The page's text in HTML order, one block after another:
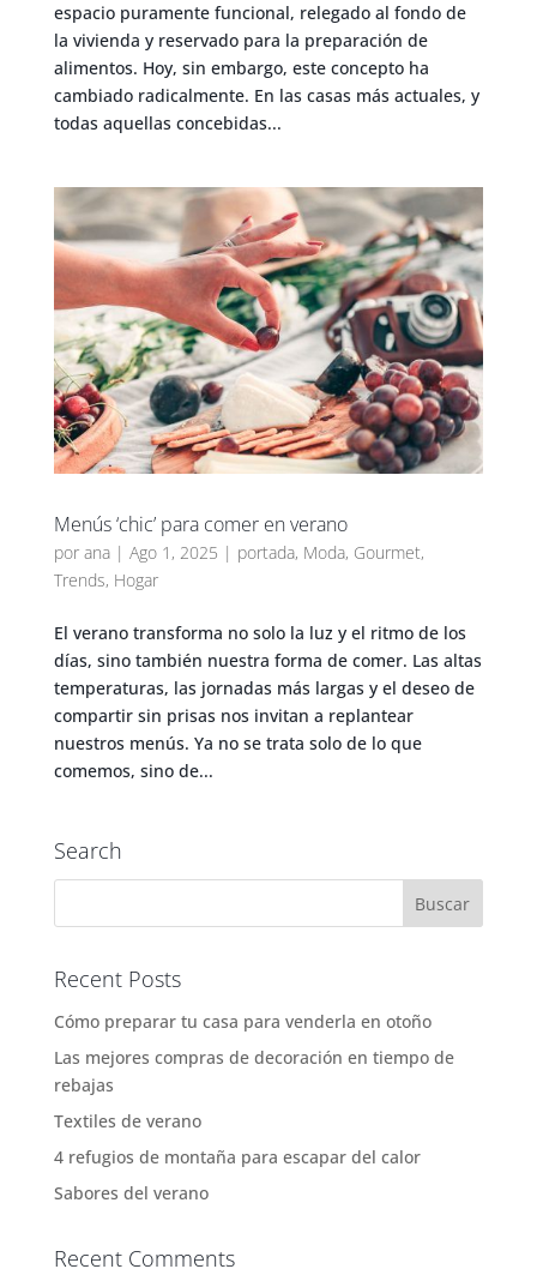
espacio puramente funcional, relegado al fondo de
la vivienda y reservado para la preparación de
alimentos. Hoy, sin embargo, este concepto ha
cambiado radicalmente. En las casas más actuales, y
todas aquellas concebidas...
Menús ‘chic’ para comer en verano
por ana| Ago 1, 2025 | portada, Moda, Gourmet,
Trends, Hogar
El verano transforma no solo la luz y el ritmo de los
días, sino también nuestra forma de comer. Las altas
temperaturas, las jornadas más largas y el deseo de
compartir sin prisas nos invitan a replantear
nuestros menús. Ya no se trata solo de lo que
comemos, sino de...
Search
Recent Posts
Cómo preparar tu casa para venderla en otoño
Las mejores compras de decoración en tiempo de
rebajas
Textiles de verano
4 refugios de montaña para escapar del calor
Sabores del verano
Recent Comments